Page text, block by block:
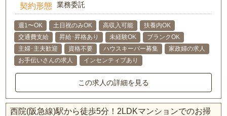
契約形態 業務委託
週1〜OK 土日祝のみOK 高収入可能
扶養内OK
交通費支給
昇給･昇格あり 未経験OK
ブランクOK
主婦･主夫歓迎
資格不要 ハウスキーパー募集
家政婦の求人
お手伝いさんの求人
インセンティブあり
この求人の詳細を見る
西院(阪急線)駅から徒歩5分！2LDKマンションでのお掃